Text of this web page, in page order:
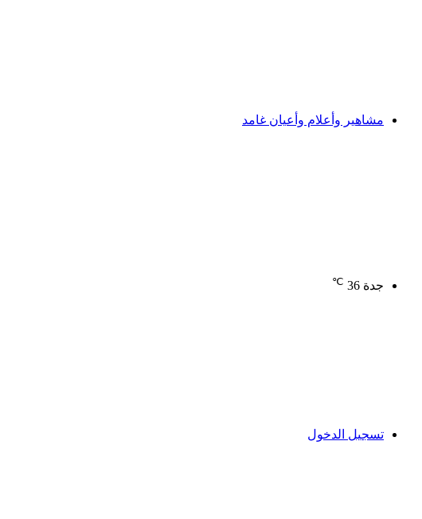
مشاهير وأعلام وأعيان غامد
جدة 36
℃
تسجيل الدخول